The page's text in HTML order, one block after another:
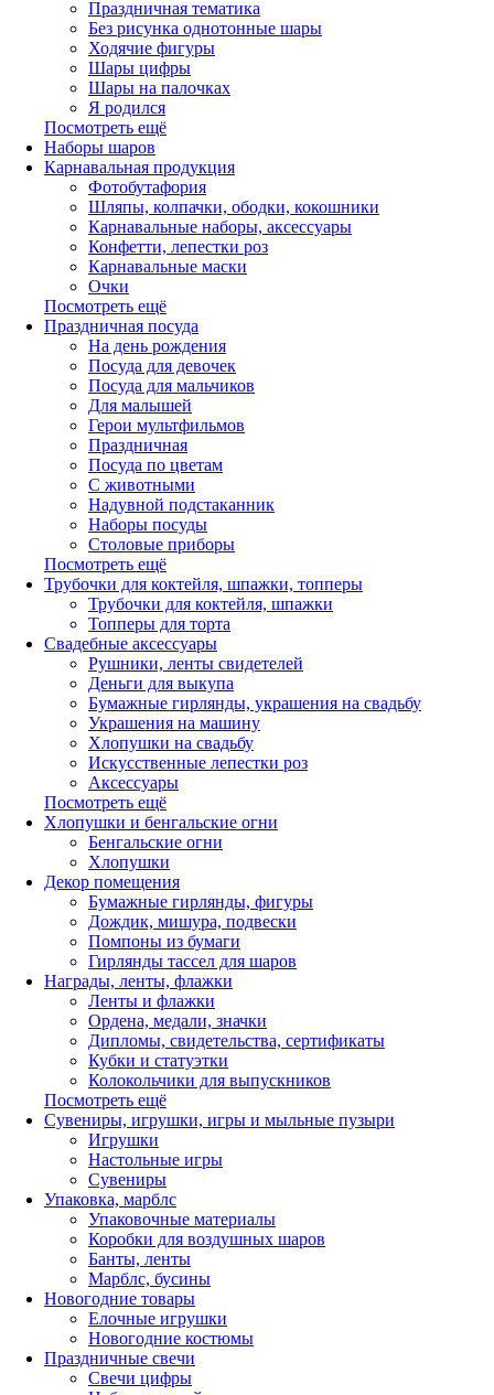
Праздничная тематика
Без рисунка однотонные шары
Ходячие фигуры
Шары цифры
Шары на палочках
Я родился
Посмотреть ещё
Наборы шаров
Карнавальная продукция
Фотобутафория
Шляпы, колпачки, ободки, кокошники
Карнавальные наборы, аксессуары
Конфетти, лепестки роз
Карнавальные маски
Очки
Посмотреть ещё
Праздничная посуда
На день рождения
Посуда для девочек
Посуда для мальчиков
Для малышей
Герои мультфильмов
Праздничная
Посуда по цветам
С животными
Надувной подстаканник
Наборы посуды
Столовые приборы
Посмотреть ещё
Трубочки для коктейля, шпажки, топперы
Трубочки для коктейля, шпажки
Топперы для торта
Свадебные аксессуары
Рушники, ленты свидетелей
Деньги для выкупа
Бумажные гирлянды, украшения на свадьбу
Украшения на машину
Хлопушки на свадьбу
Искусственные лепестки роз
Аксессуары
Посмотреть ещё
Хлопушки и бенгальские огни
Бенгальские огни
Хлопушки
Декор помещения
Бумажные гирлянды, фигуры
Дождик, мишура, подвески
Помпоны из бумаги
Гирлянды тассел для шаров
Награды, ленты, флажки
Ленты и флажки
Ордена, медали, значки
Дипломы, свидетельства, сертификаты
Кубки и статуэтки
Колокольчики для выпускников
Посмотреть ещё
Сувениры, игрушки, игры и мыльные пузыри
Игрушки
Настольные игры
Сувениры
Упаковка, марблс
Упаковочные материалы
Коробки для воздушных шаров
Банты, ленты
Марблс, бусины
Новогодние товары
Елочные игрушки
Новогодние костюмы
Праздничные свечи
Свечи цифры